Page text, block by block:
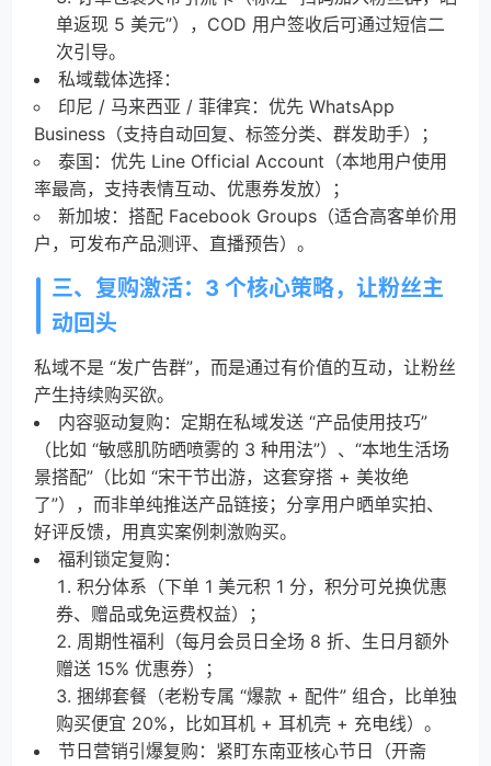
单返现 5 美元”），COD 用户签收后可通过短信二
次引导。
私域载体选择：
印尼 / 马来西亚 / 菲律宾：优先 WhatsApp
Business（支持自动回复、标签分类、群发助手）；
泰国：优先 Line Official Account（本地用户使用
率最高，支持表情互动、优惠券发放）；
新加坡：搭配 Facebook Groups（适合高客单价用
户，可发布产品测评、直播预告）。
三、复购激活：3 个核心策略，让粉丝主
动回头
私域不是 “发广告群”，而是通过有价值的互动，让粉丝
产生持续购买欲。
内容驱动复购：定期在私域发送 “产品使用技巧”
（比如 “敏感肌防晒喷雾的 3 种用法”）、“本地生活场
景搭配”（比如 “宋干节出游，这套穿搭 + 美妆绝
了”），而非单纯推送产品链接；分享用户晒单实拍、
好评反馈，用真实案例刺激购买。
福利锁定复购：
积分体系（下单 1 美元积 1 分，积分可兑换优惠
券、赠品或免运费权益）；
周期性福利（每月会员日全场 8 折、生日月额外
赠送 15% 优惠券）；
捆绑套餐（老粉专属 “爆款 + 配件” 组合，比单独
购买便宜 20%，比如耳机 + 耳机壳 + 充电线）。
节日营销引爆复购：紧盯东南亚核心节日（开斋